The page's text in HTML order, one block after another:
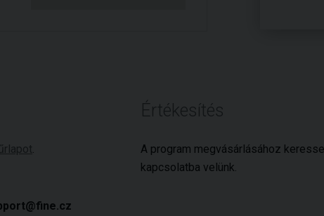
.
Értékesítés
A program megvásárlásához
kapcsolatba velünk.